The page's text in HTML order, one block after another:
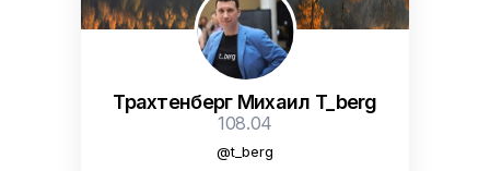
Трахтенберг Михаил T_berg
108.04
@t_berg